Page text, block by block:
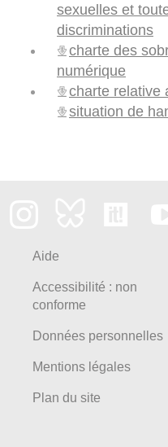
sexuelles et
discriminations
charte des
numérique
charte relative
situation de
Aide
Accessibilité : non
conforme
Données personnelles
Mentions légales
Plan du site